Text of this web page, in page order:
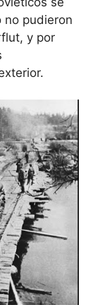
no pudieron
y por